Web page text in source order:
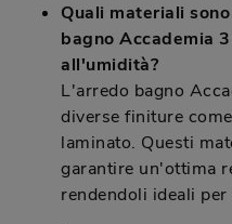
Quali materiali
bagno Accademia
all'umidità?
L'arredo bagno
diverse finiture
laminato. Questi
garantire un'ottima
rendendoli ideali